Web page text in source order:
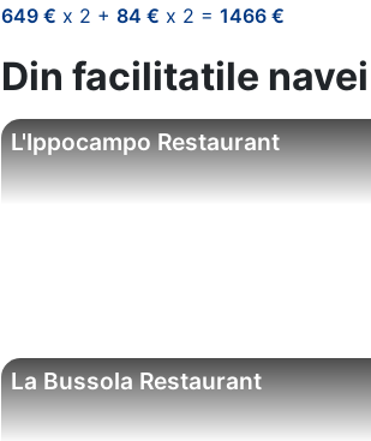
649 € x 2 + 84 € x 2 = 1466 €
Din facilitatile navei
L'Ippocampo Restaurant
La Bussola Restaurant